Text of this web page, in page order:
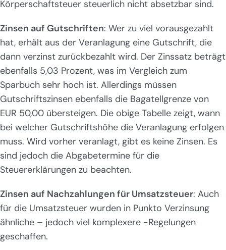
Körperschaftsteuer steuerlich nicht absetzbar sind.
Zinsen auf Gutschriften: Wer zu viel vorausgezahlt
hat, erhält aus der Veranlagung eine Gutschrift, die
dann verzinst zurückbezahlt wird. Der Zinssatz beträgt
ebenfalls 5,03 Prozent, was im Vergleich zum
Sparbuch sehr hoch ist. Allerdings müssen
Gutschriftszinsen ebenfalls die Bagatellgrenze von
EUR 50,00 übersteigen. Die obige Tabelle zeigt, wann
bei welcher Gutschriftshöhe die Veranlagung erfolgen
muss. Wird vorher veranlagt, gibt es keine Zinsen. Es
sind jedoch die Abgabetermine für die
Steuererklärungen zu beachten.
Zinsen auf Nachzahlungen für Umsatzsteuer: Auch
für die Umsatzsteuer wurden in Punkto Verzinsung
ähnliche – jedoch viel komplexere -Regelungen
geschaffen.